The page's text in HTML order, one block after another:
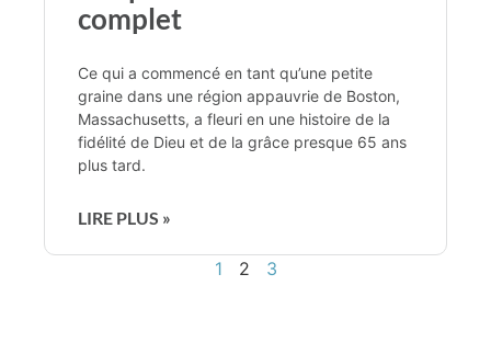
complet
Ce qui a commencé en tant qu’une petite
graine dans une région appauvrie de Boston,
Massachusetts, a fleuri en une histoire de la
fidélité de Dieu et de la grâce presque 65 ans
plus tard.
LIRE PLUS »
1 2 3